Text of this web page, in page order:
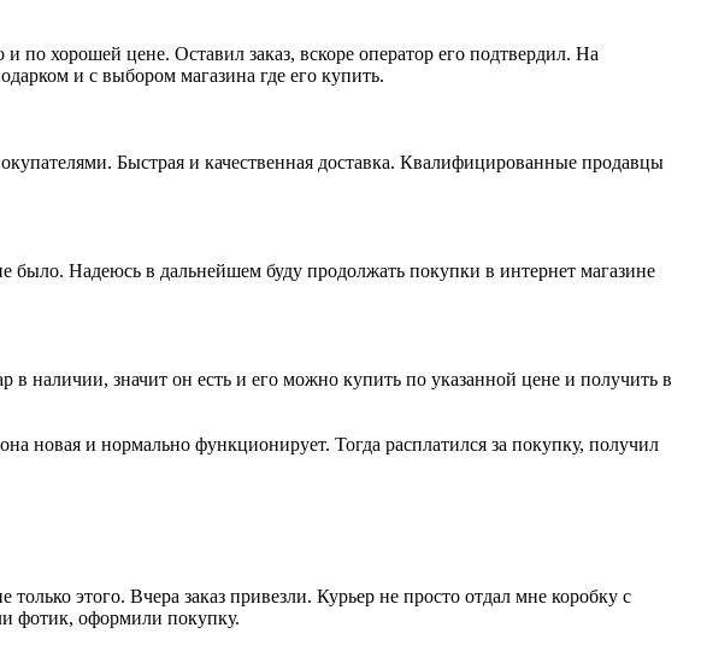
хорошей цене. Оставил заказ, вскоре оператор его подтвердил. На
и с выбором магазина где его купить.
Быстрая и качественная доставка. Квалифицированные продавцы
было. Надеюсь в дальнейшем буду продолжать покупки в интернет магазине
в наличии, значит он есть и его можно купить по указанной цене и получить в
новая и нормально функционирует. Тогда расплатился за покупку, получил
этого. Вчера заказ привезли. Курьер не просто отдал мне коробку с
фотик, оформили покупку.